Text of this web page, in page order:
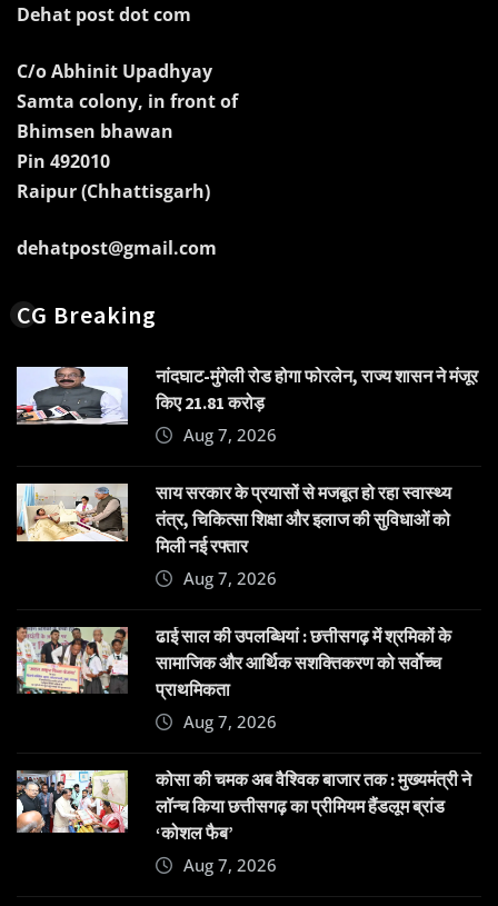
Dehat post dot com
C/o Abhinit Upadhyay
Samta colony, in front of
Bhimsen bhawan
Pin 492010
Raipur (Chhattisgarh)
dehatpost@gmail.com
CG Breaking
नांदघाट-मुंगेली रोड होगा फोरलेन, राज्य शासन ने मंजूर
किए 21.81 करोड़
Aug 7, 2026
साय सरकार के प्रयासों से मजबूत हो रहा स्वास्थ्य
तंत्र, चिकित्सा शिक्षा और इलाज की सुविधाओं को
मिली नई रफ्तार
Aug 7, 2026
ढाई साल की उपलब्धियां : छत्तीसगढ़ में श्रमिकों के
सामाजिक और आर्थिक सशक्तिकरण को सर्वाेच्च
प्राथमिकता
Aug 7, 2026
कोसा की चमक अब वैश्विक बाजार तक : मुख्यमंत्री ने
लॉन्च किया छत्तीसगढ़ का प्रीमियम हैंडलूम ब्रांड
‘कोशल फैब’
Aug 7, 2026